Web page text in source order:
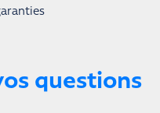
questions